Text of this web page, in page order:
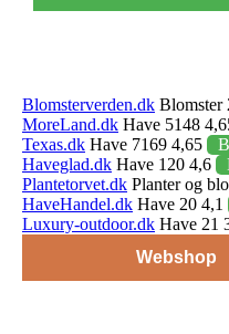
Blomsterverden.dk Blomster
MoreLand.dk Have 5148
Texas.dk Have 7169 4,65
Haveglad.dk Have 120 4,6
Plantetorvet.dk Planter og
HaveHandel.dk Have 20 4,1
Luxury-outdoor.dk Have 21
Webshop